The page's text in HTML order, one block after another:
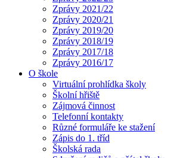
Zprávy 2021/22
Zprávy 2020/21
Zprávy 2019/20
Zprávy 2018/19
Zprávy 2017/18
Zprávy 2016/17
O škole
Virtuální prohlídka školy
Školní hřiště
Zájmová činnost
Telefonní kontakty
Různé formuláře ke stažení
Zápis do 1. tříd
Školská rada